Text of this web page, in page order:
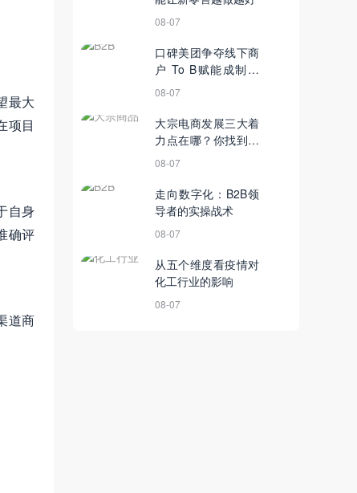
最大
项目
自身
确评
道商
08-07
口碑美团争夺线下商
户 To B赋能成制胜
关键
08-07
大宗电商发展三大着
力点在哪？你找到了
吗？
08-07
走向数字化：B2B领
导者的实操战术
08-07
从五个维度看疫情对
化工行业的影响
08-07